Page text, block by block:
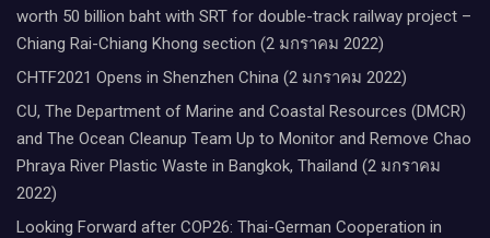
worth 50 billion baht with SRT for double-track railway project –
Chiang Rai-Chiang Khong section (2 มกราคม 2022)
CHTF2021 Opens in Shenzhen China (2 มกราคม 2022)
CU, The Department of Marine and Coastal Resources (DMCR)
and The Ocean Cleanup Team Up to Monitor and Remove Chao
Phraya River Plastic Waste in Bangkok, Thailand (2 มกราคม
2022)
Looking Forward after COP26: Thai-German Cooperation in